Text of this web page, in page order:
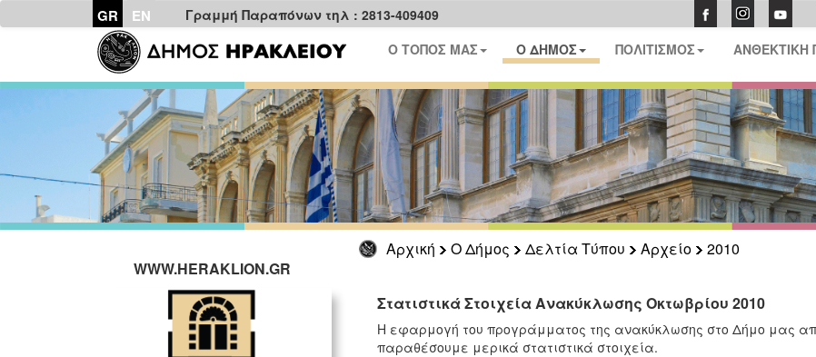
GR EN Γραμμή Παραπόνων τηλ : 2813-409409
Ο ΤΟΠΟΣ ΜΑΣ Ο ΔΗΜΟΣ ΠΟΛΙΤΙΣΜΟΣ ΑΝΘΕΚΤΙΚΗ
Αρχική Ο Δήμος Δελτία Τύπου Αρχείο
2010
WWW.HERAKLION.GR
Στατιστικά Στοιχεία Ανακύκλωσης Οκτωβρίου 2010
H εφαρμογή του προγράμματος της ανακύκλωσης στο Δήμο μας
παραθέσουμε μερικά στατιστικά στοιχεία.